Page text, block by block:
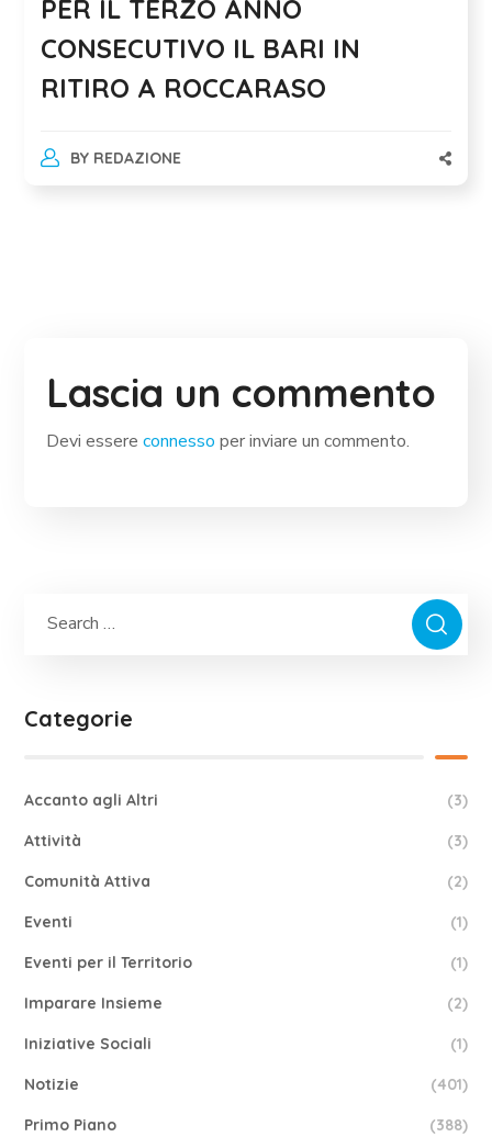
PER IL TERZO ANNO
CONSECUTIVO IL BARI IN
RITIRO A ROCCARASO
BY REDAZIONE
Lascia un commento
Devi essereconnesso per inviare un commento.
Categorie
Accanto agli Altri (3)
Attività (3)
Comunità Attiva (2)
Eventi (1)
Eventi per il Territorio (1)
Imparare Insieme (2)
Iniziative Sociali (1)
Notizie (401)
Primo Piano (388)